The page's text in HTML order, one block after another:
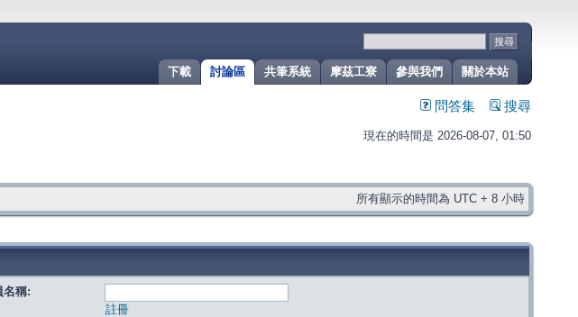
關於本站
參與我們
摩茲工寮
共筆系統
討論區
下載
問答集 搜尋
現在的時間是 2026-08-07, 01:50
所有顯示的時間為 UTC + 8 小時
名稱:
註冊